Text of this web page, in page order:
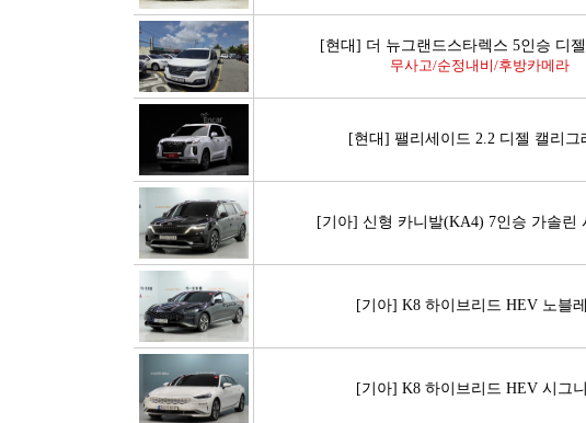
[현대] 더 뉴그랜드스타렉스 5인승 디
무사고/순정내비/후방카메라
[현대] 팰리세이드 2.2 디젤 캘리그
[기아] 신형 카니발(KA4) 7인승 가솔린
[기아] K8 하이브리드 HEV 노블
[기아] K8 하이브리드 HEV 시그